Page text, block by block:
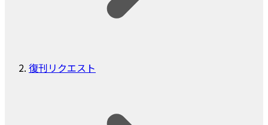
復刊リクエスト